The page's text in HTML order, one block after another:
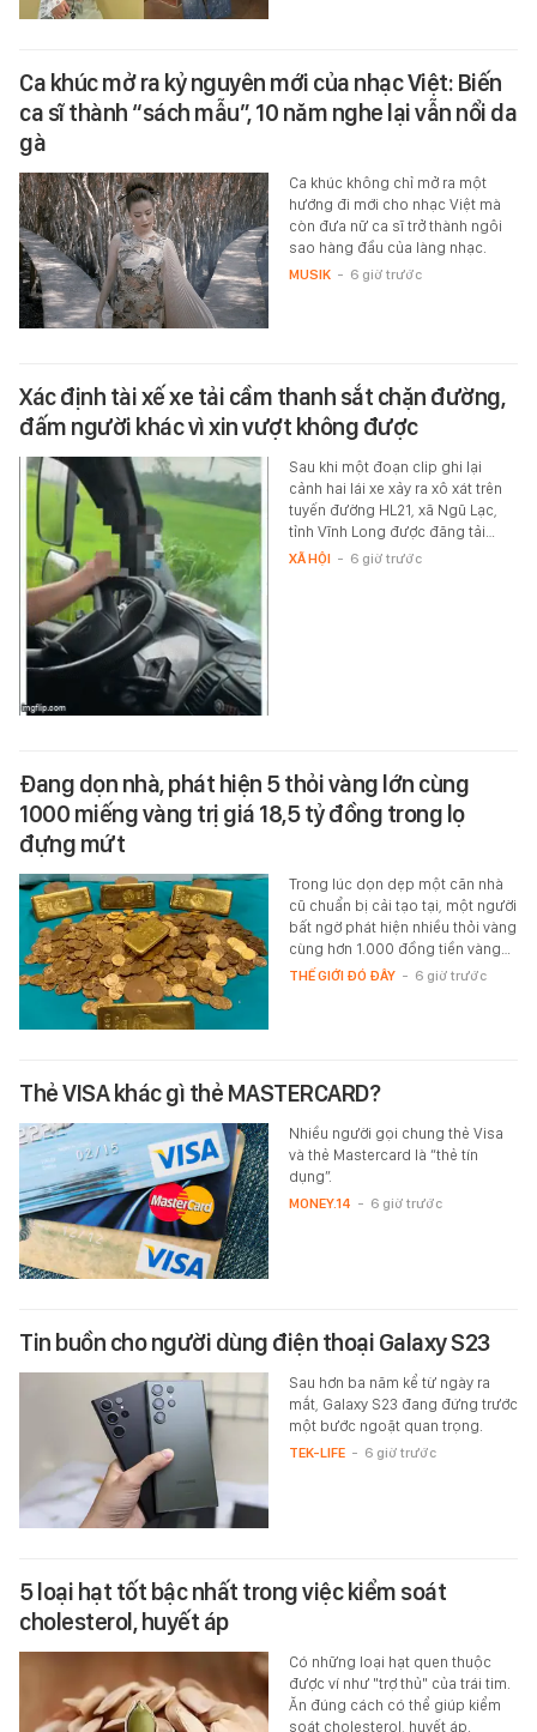
Ca khúc mở ra kỷ nguyên mới của nhạc Việt: Biến
ca sĩ thành “sách mẫu”, 10 năm nghe lại vẫn nổi da
gà
Ca khúc không chỉ mở ra một
hướng đi mới cho nhạc Việt mà
còn đưa nữ ca sĩ trở thành ngôi
sao hàng đầu của làng nhạc.
MUSIK - 6 giờ trước
Xác định tài xế xe tải cầm thanh sắt chặn đường,
đấm người khác vì xin vượt không được
Sau khi một đoạn clip ghi lại
cảnh hai lái xe xảy ra xô xát trên
tuyến đường HL21, xã Ngũ Lạc,
tỉnh Vĩnh Long được đăng tải…
XÃ HỘI - 6 giờ trước
Đang dọn nhà, phát hiện 5 thỏi vàng lớn cùng
1000 miếng vàng trị giá 18,5 tỷ đồng trong lọ
đựng mứt
Trong lúc dọn dẹp một căn nhà
cũ chuẩn bị cải tạo tại, một người
bất ngờ phát hiện nhiều thỏi vàng
cùng hơn 1.000 đồng tiền vàng…
THẾ GIỚI ĐÓ ĐÂY - 6 giờ trước
Thẻ VISA khác gì thẻ MASTERCARD?
Nhiều người gọi chung thẻ Visa
và thẻ Mastercard là “thẻ tín
dụng”.
MONEY.14 - 6 giờ trước
Tin buồn cho người dùng điện thoại Galaxy S23
Sau hơn ba năm kể từ ngày ra
mắt, Galaxy S23 đang đứng trước
một bước ngoặt quan trọng.
TEK-LIFE - 6 giờ trước
5 loại hạt tốt bậc nhất trong việc kiểm soát
cholesterol, huyết áp
Có những loại hạt quen thuộc
được ví như "trợ thủ" của trái tim.
Ăn đúng cách có thể giúp kiểm
soát cholesterol, huyết áp.